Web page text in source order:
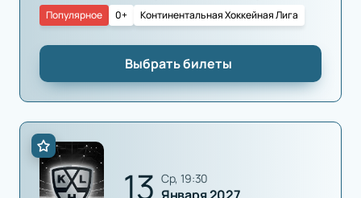
0+ Континентальная Хоккейная Лига
Популярное
Выбрать билеты
13 ср, 19:30
Января 2027